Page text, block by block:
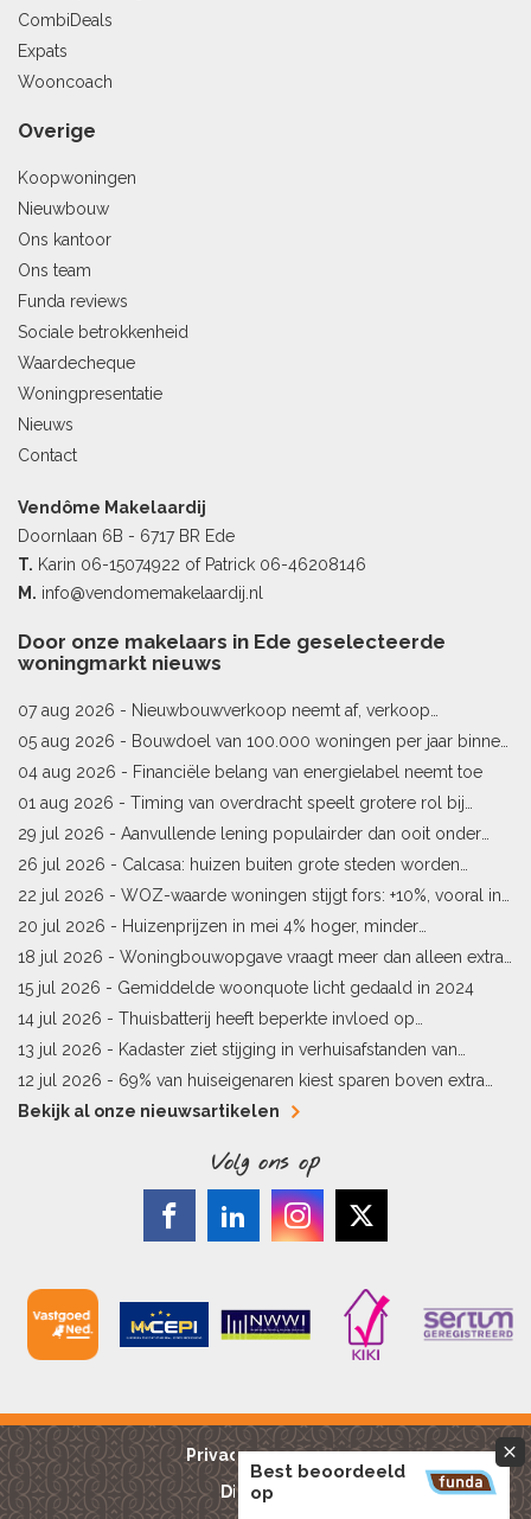
CombiDeals
Expats
Wooncoach
Overige
Koopwoningen
Nieuwbouw
Ons kantoor
Ons team
Funda reviews
Sociale betrokkenheid
Waardecheque
Woningpresentatie
Nieuws
Contact
Vendôme Makelaardij
Doornlaan 6B - 6717 BR Ede
T. Karin 06-15074922 of Patrick 06-46208146
M. info@vendomemakelaardij.nl
Door onze makelaars in Ede geselecteerde
woningmarkt nieuws
07 aug 2026 - Nieuwbouwverkoop neemt af, verkoop
bestaande woningen stijgt
05 aug 2026 - Bouwdoel van 100.000 woningen per jaar binnen
bereik
04 aug 2026 - Financiële belang van energielabel neemt toe
01 aug 2026 - Timing van overdracht speelt grotere rol bij
woningprijs
29 jul 2026 - Aanvullende lening populairder dan ooit onder
starters
26 jul 2026 - Calcasa: huizen buiten grote steden worden
sneller meer waard
22 jul 2026 - WOZ-waarde woningen stijgt fors: +10%, vooral in
Limburg en Pekela
20 jul 2026 - Huizenprijzen in mei 4% hoger, minder
woningverkopen
18 jul 2026 - Woningbouwopgave vraagt meer dan alleen extra
vergunningen
15 jul 2026 - Gemiddelde woonquote licht gedaald in 2024
14 jul 2026 - Thuisbatterij heeft beperkte invloed op
energielabel
13 jul 2026 - Kadaster ziet stijging in verhuisafstanden van
kopers
12 jul 2026 - 69% van huiseigenaren kiest sparen boven extra
hypotheekaflossing
Bekijk al onze nieuwsartikelen
Volg ons op
Privacy reglement
Disclaimer
Best beoordeeld
op